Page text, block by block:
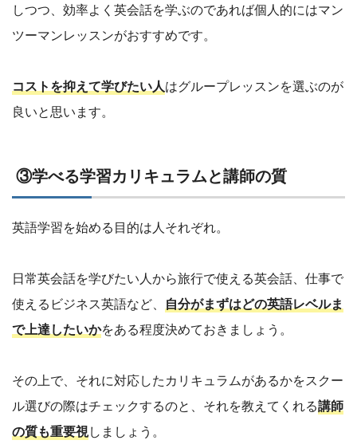
しつつ、効率よく英会話を学ぶのであれば個人的にはマン
ツーマンレッスンがおすすめです。
コストを抑えて学びたい人はグループレッスンを選ぶのが
良いと思います。
③学べる学習カリキュラムと講師の質
英語学習を始める目的は人それぞれ。
日常英会話を学びたい人から旅行で使える英会話、仕事で
使えるビジネス英語など、 自分がまずはどの英語レベルま
で上達したいかをある程度決めておきましょう。
その上で、それに対応したカリキュラムがあるかをスクー
ル選びの際はチェックするのと、それを教えてくれる講師
の質も重要視しましょう。